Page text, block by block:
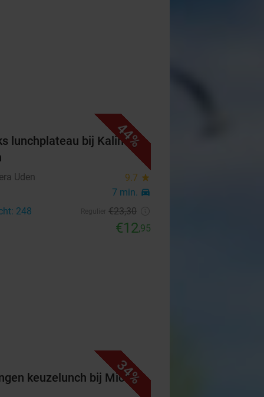
44%
lunchplateau bij Kalimera
Uden 9.7 star
7 min. directions_car
248 €23,30
€12,95
34%
keuzelunch bij Mickers